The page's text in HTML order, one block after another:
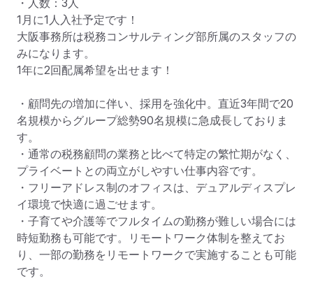
・人数：3人
1月に1人入社予定です！
大阪事務所は税務コンサルティング部所属のスタッフの
みになります。
1年に2回配属希望を出せます！
・顧問先の増加に伴い、採用を強化中。直近3年間で20
名規模からグループ総勢90名規模に急成長しておりま
す。
・通常の税務顧問の業務と比べて特定の繁忙期がなく、
プライベートとの両立がしやすい仕事内容です。
・フリーアドレス制のオフィスは、デュアルディスプレ
イ環境で快適に過ごせます。
・子育てや介護等でフルタイムの勤務が難しい場合には
時短勤務も可能です。リモートワーク体制を整えてお
り、一部の勤務をリモートワークで実施することも可能